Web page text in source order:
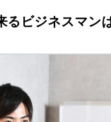
るビジネスマン